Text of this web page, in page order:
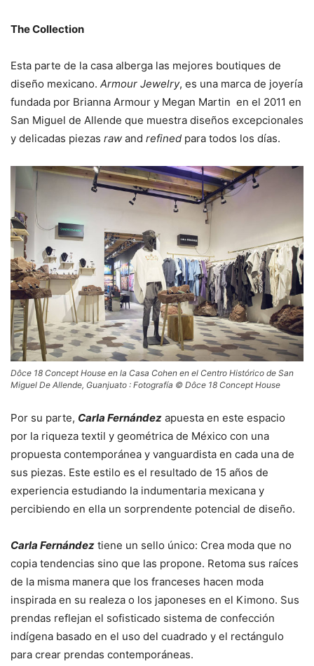
The Collection
Esta parte de la casa alberga las mejores boutiques de
diseño mexicano. Armour Jewelry, es una marca de joyería
fundada por Brianna Armour y Megan Martin en el 2011 en
San Miguel de Allende que muestra diseños excepcionales
y delicadas piezas raw and refined para todos los días.
Dôce 18 Concept House en la Casa Cohen en el Centro Histórico de San
Miguel De Allende, Guanjuato : Fotografía © Dôce 18 Concept House
Por su parte, Carla Fernández apuesta en este espacio
por la riqueza textil y geométrica de México con una
propuesta contemporánea y vanguardista en cada una de
sus piezas. Este estilo es el resultado de 15 años de
experiencia estudiando la indumentaria mexicana y
percibiendo en ella un sorprendente potencial de diseño.
Carla Fernández tiene un sello único: Crea moda que no
copia tendencias sino que las propone. Retoma sus raíces
de la misma manera que los franceses hacen moda
inspirada en su realeza o los japoneses en el Kimono. Sus
prendas reflejan el sofisticado sistema de confección
indígena basado en el uso del cuadrado y el rectángulo
para crear prendas contemporáneas.